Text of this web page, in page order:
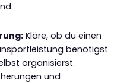
Kläre, ob du einen
benötigst
organisierst.
und